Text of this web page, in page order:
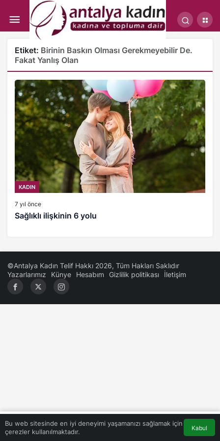
Etiket: Birinin Baskın Olması Gerekmeyebilir De.
Fakat Yanlış Olan
KADIN
7 yıl önce
Sağlıklı ilişkinin 6 yolu
Bu web sitesinde en iyi deneyimi yaşamanızı sağlamak için
çerezler kullanılmaktadır.
Kabul
©Antalya Kadın Telif Hakkı 2026, Tüm Hakları Saklıdır
Yazarlarımız
Künye Hesabım Gizlilik politikası İletişim
0